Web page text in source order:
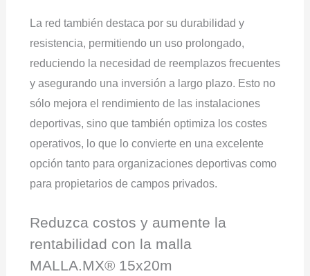
La red también destaca por su durabilidad y
resistencia, permitiendo un uso prolongado,
reduciendo la necesidad de reemplazos frecuentes
y asegurando una inversión a largo plazo. Esto no
sólo mejora el rendimiento de las instalaciones
deportivas, sino que también optimiza los costes
operativos, lo que lo convierte en una excelente
opción tanto para organizaciones deportivas como
para propietarios de campos privados.
Reduzca costos y aumente la
rentabilidad con la malla
MALLA.MX® 15x20m